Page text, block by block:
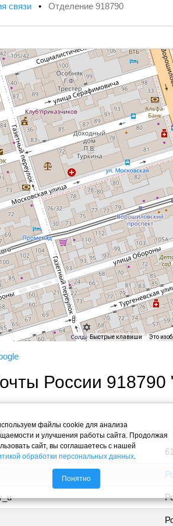
связи • Отделение 918790
Быстрые клавиши Это
России 918790
61
файлы cookie для анализа
и улучшения работы сайта. Продолжая
сайт, вы соглашаетесь с нашей
обработки персональных данных
Понятно